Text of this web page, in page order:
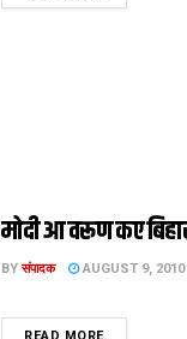
मोदी आ वरूण कए
BY संपादक AUGUST 9, 2010
READ MOREDETAILS